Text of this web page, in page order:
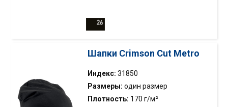
Шапки Crimson Cut Metro
Индекс: 31850
Размеры: один размер
Плотность: 170 г/м²